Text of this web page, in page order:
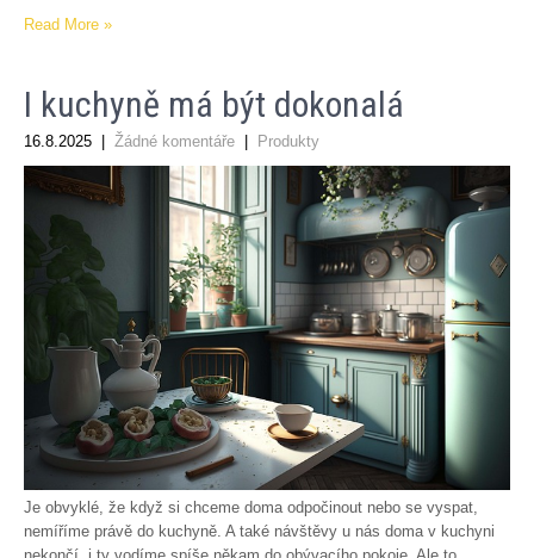
Read More »
I kuchyně má být dokonalá
16.8.2025 Žádné komentáře Produkty
Je obvyklé, že když si chceme doma odpočinout nebo se vyspat,
nemíříme právě do kuchyně. A také návštěvy u nás doma v kuchyni